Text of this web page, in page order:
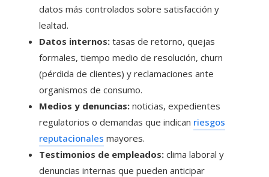
datos más controlados sobre satisfacción y
lealtad.
Datos internos: tasas de retorno, quejas
formales, tiempo medio de resolución, churn
(pérdida de clientes) y reclamaciones ante
organismos de consumo.
Medios y denuncias: noticias, expedientes
regulatorios o demandas que indican riesgos
reputacionales mayores.
Testimonios de empleados: clima laboral y
denuncias internas que pueden anticipar